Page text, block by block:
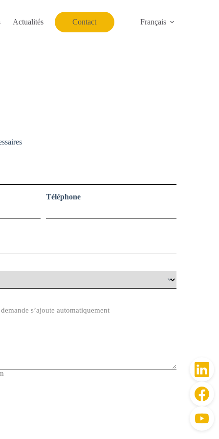
Actualités Contact Français
Téléphone
s’ajoute automatiquement